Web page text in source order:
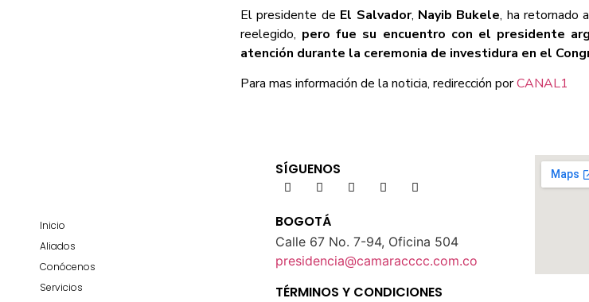
El presidente de El Salvador, Nayib Bukele, ha retornado
reelegido, pero fue su encuentro con el presidente
atención durante la ceremonia de investidura en el
Para mas información de la noticia, redirección porCANAL1
SÍGUENOS
Inicio
Aliados
Conócenos
Servicios
BOGOTÁ
Calle 67 No. 7-94, Oficina 504
presidencia@camaracccc.com.co
TÉRMINOS Y CONDICIONES